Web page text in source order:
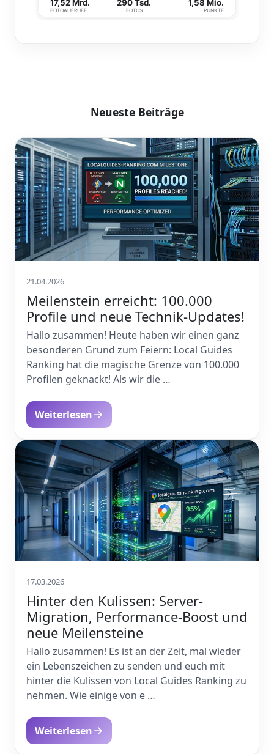
Neueste Beiträge
21.04.2026
Meilenstein erreicht: 100.000
Profile und neue Technik-Updates!
Hallo zusammen! Heute haben wir einen ganz
besonderen Grund zum Feiern: Local Guides
Ranking hat die magische Grenze von 100.000
Profilen geknackt! Als wir die …
Weiterlesen
17.03.2026
Hinter den Kulissen: Server-
Migration, Performance-Boost und
neue Meilensteine
Hallo zusammen! Es ist an der Zeit, mal wieder
ein Lebenszeichen zu senden und euch mit
hinter die Kulissen von Local Guides Ranking zu
nehmen. Wie einige von e …
Weiterlesen